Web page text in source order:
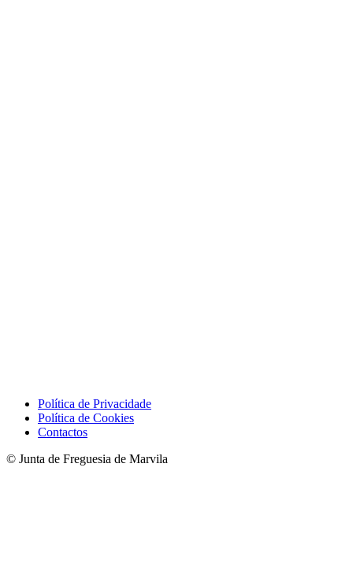
Política de Privacidade
Política de Cookies
Contactos
© Junta de Freguesia de Marvila